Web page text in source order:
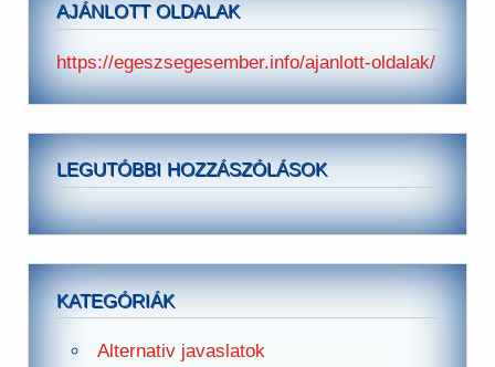
AJÁNLOTT OLDALAK
https://egeszsegesember.info/ajanlott-oldalak/
LEGUTÓBBI HOZZÁSZÓLÁSOK
KATEGÓRIÁK
Alternativ javaslatok